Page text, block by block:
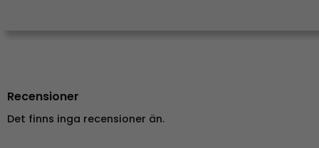
Recensioner
Det finns inga recensioner än.